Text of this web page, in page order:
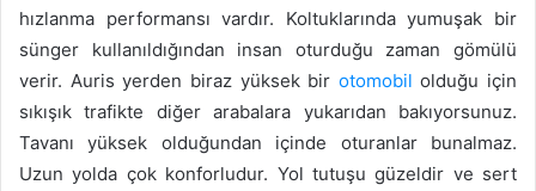
hızlanma performansı vardır. Koltuklarında yumuşak bir
sünger kullanıldığından insan oturduğu zaman gömülü
verir. Auris yerden biraz yüksek bir otomobil olduğu için
sıkışık trafikte diğer arabalara yukarıdan bakıyorsunuz.
Tavanı yüksek olduğundan içinde oturanlar bunalmaz.
Uzun yolda çok konforludur. Yol tutuşu güzeldir ve sert